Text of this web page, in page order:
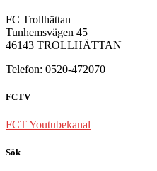
FC Trollhättan
Tunhemsvägen 45
46143 TROLLHÄTTAN
Telefon: 0520-472070
FCTV
FCT Youtubekanal
Sök